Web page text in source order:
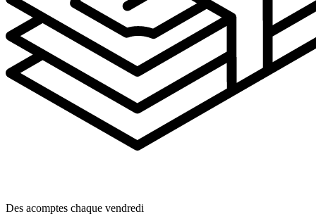
Des acomptes chaque vendredi